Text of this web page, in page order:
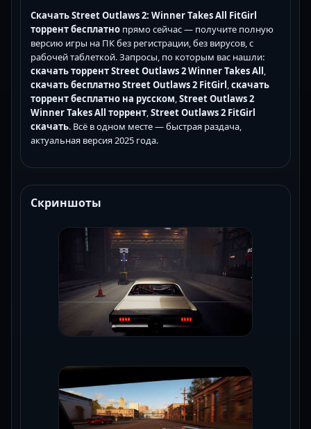
Скачать Street Outlaws 2: Winner Takes All FitGirl
торрент бесплатно прямо сейчас — получите полную
версию игры на ПК без регистрации, без вирусов, с
рабочей таблеткой. Запросы, по которым вас нашли:
скачать торрент Street Outlaws 2 Winner Takes All,
скачать бесплатно Street Outlaws 2 FitGirl,скачать
торрент бесплатно на русском,Street Outlaws 2
Winner Takes All торрент,Street Outlaws 2 FitGirl
скачать. Всё в одном месте — быстрая раздача,
актуальная версия 2025 года.
Скриншоты